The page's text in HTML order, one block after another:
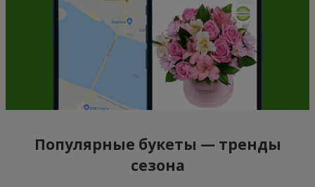
Популярные букеты — тренды
сезона